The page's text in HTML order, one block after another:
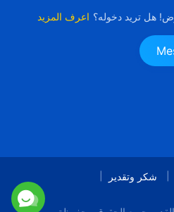
هل تريد دخوله؟ اعرف المزيد
شكر وتقدير